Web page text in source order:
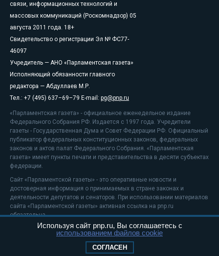
связи, информационных технологий и
массовых коммуникаций (Роскомнадзор) 05
августа 2011 года. 18+
Свидетельство о регистрации Эл № ФС77-
46097
Учредитель — АНО «Парламентская газета»
Исполняющий обязанности главного
редактора — Абдуллаев М.Р.
Тел.: +7 (495) 637–69–79 E-mail: pg@pnp.ru
«Парламентская газета» - официальное еженедельное издание
Федерального Собрания РФ. Издается с 1997 года. Учредители
газеты - Государственная Дума и Совет Федерации РФ. Официальный
публикатор федеральных конституционных законов, федеральных
законов и актов палат Федерального Собрания. «Парламентская
газета» имеет пункты печати и представительства в десяти субъектах
федерации.
Сайт «Парламентской газеты» - это оперативные новости и
достоверная информация о принимаемых в стране законах и
деятельности депутатов и сенаторов. При использовании материалов
сайта «Парламентской газеты» активная ссылка на pnp.ru
обязательна.
На информационном ресурсе применяютсярекомендательные
Положение о защите персональных данных
Используя сайт pnp.ru, Вы соглашаетесь с
использованием файлов cookie
СОГЛАСЕН